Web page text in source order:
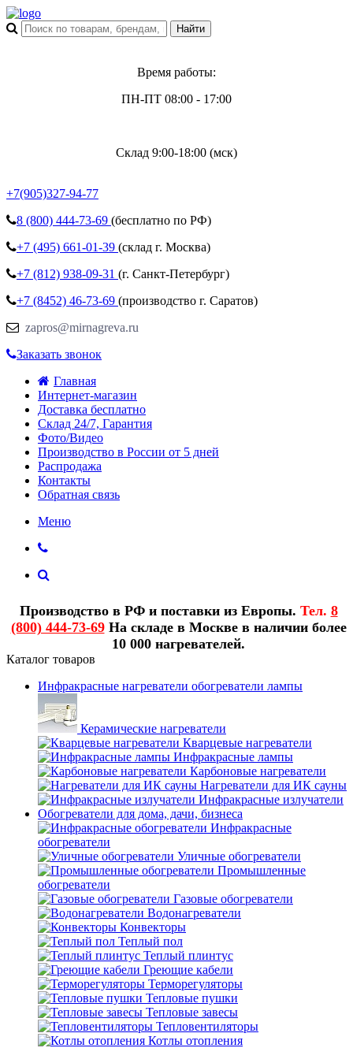
Время работы:
ПН-ПТ 08:00 - 17:00
Склад 9:00-18:00 (мск)
+7(905)327-94-77
8 (800) 444-73-69 (бесплатно по РФ)
+7 (495) 661-01-39 (склад г. Москва)
+7 (812) 938-09-31 (г. Санкт-Петербург)
+7 (8452) 46-73-69 (производство г. Саратов)
zapros@mirnagreva.ru
Заказать звонок
Главная
Интернет-магазин
Доставка бесплатно
Склад 24/7, Гарантия
Фото/Видео
Производство в России от 5 дней
Распродажа
Контакты
Обратная связь
Меню
Производство в РФ и поставки из Европы. Тел. 8
(800) 444-73-69На складе в Москве в наличии более
10 000 нагревателей.
Каталог товаров
Инфракрасные нагреватели обогреватели лампы
Керамические нагреватели
Кварцевые нагреватели
Инфракрасные лампы
Карбоновые нагреватели
Нагреватели для ИК сауны
Инфракрасные излучатели
Обогреватели для дома, дачи, бизнеса
Инфракрасные
обогреватели
Уличные обогреватели
Промышленные
обогреватели
Газовые обогреватели
Водонагреватели
Конвекторы
Теплый пол
Теплый плинтус
Греющие кабели
Терморегуляторы
Тепловые пушки
Тепловые завесы
Тепловентиляторы
Котлы отопления